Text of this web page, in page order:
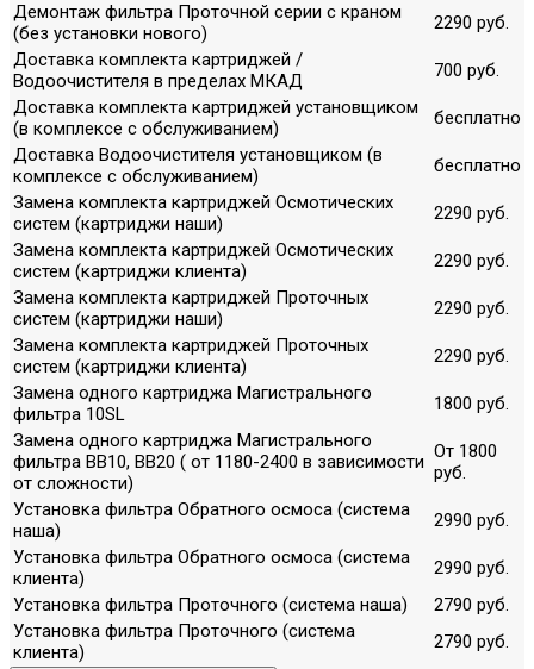
Демонтаж фильтра Проточной серии с краном
(без установки нового)
2290 руб.
Доставка комплекта картриджей /
Водоочистителя в пределах МКАД
700 руб.
Доставка комплекта картриджей установщиком
(в комплексе с обслуживанием)
бесплатно
Доставка Водоочистителя установщиком (в
комплексе с обслуживанием)
бесплатно
Замена комплекта картриджей Осмотических
систем (картриджи наши)
2290 руб.
Замена комплекта картриджей Осмотических
систем (картриджи клиента)
2290 руб.
Замена комплекта картриджей Проточных
систем (картриджи наши)
2290 руб.
Замена комплекта картриджей Проточных
систем (картриджи клиента)
2290 руб.
Замена одного картриджа Магистрального
фильтра 10SL
1800 руб.
Замена одного картриджа Магистрального
фильтра ВВ10, ВВ20 ( от 1180-2400 в зависимости
от сложности)
От 1800
руб.
Установка фильтра Обратного осмоса (система
наша)
2990 руб.
Установка фильтра Обратного осмоса (система
клиента)
2990 руб.
Установка фильтра Проточного (система наша)
2790 руб.
Установка фильтра Проточного (система
клиента)
2790 руб.